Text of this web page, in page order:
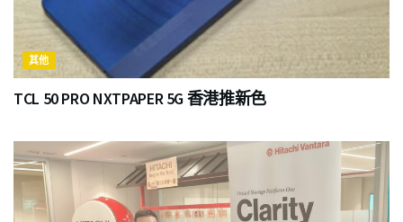
其他
TCL 50 PRO NXTPAPER 5G 香港推新色